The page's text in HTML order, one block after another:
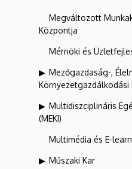
Megváltozott
Központja
Mérnöki és
Mezőgazdaság-,
Környezetgazdálkodási
Multidiszciplináris
(MEKI)
Multimédia és E-
Műszaki Kar